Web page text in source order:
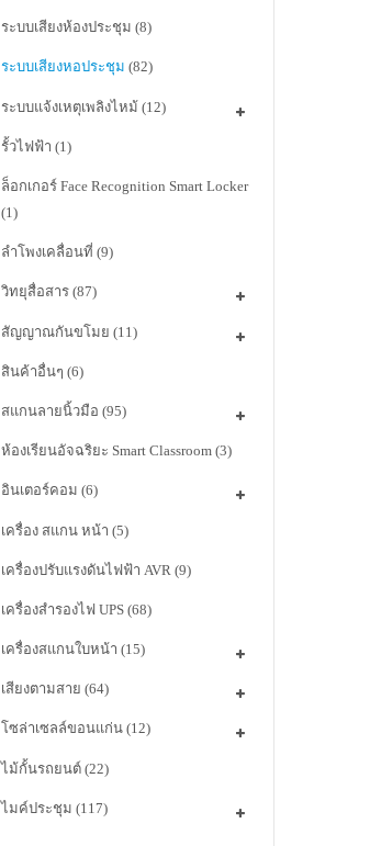
ระบบเสียงห้องประชุม (8)
ระบบเสียงหอประชุม (82)
ระบบแจ้งเหตุเพลิงไหม้ (12)
รั้วไฟฟ้า (1)
ล็อกเกอร์ Face Recognition Smart Locker
(1)
ลำโพงเคลื่อนที่ (9)
วิทยุสื่อสาร (87)
สัญญาณกันขโมย (11)
สินค้าอื่นๆ (6)
สแกนลายนิ้วมือ (95)
ห้องเรียนอัจฉริยะ Smart Classroom (3)
อินเตอร์คอม (6)
เครื่อง สแกน หน้า (5)
เครื่องปรับแรงดันไฟฟ้า AVR (9)
เครื่องสำรองไฟ UPS (68)
เครื่องสแกนใบหน้า (15)
เสียงตามสาย (64)
โซล่าเซลล์ขอนแก่น (12)
ไม้กั้นรถยนต์ (22)
ไมค์ประชุม (117)